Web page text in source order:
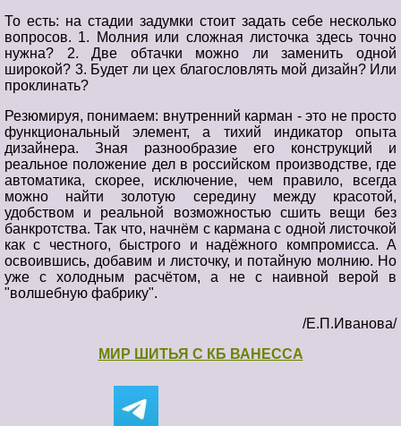
То есть: на стадии задумки стоит задать себе несколько
вопросов. 1. Молния или сложная листочка здесь точно
нужна? 2. Две обтачки можно ли заменить одной
широкой? 3. Будет ли цех благословлять мой дизайн? Или
проклинать?
Резюмируя, понимаем: внутренний карман - это не просто
функциональный элемент, а тихий индикатор опыта
дизайнера. Зная разнообразие его конструкций и
реальное положение дел в российском производстве, где
автоматика, скорее, исключение, чем правило, всегда
можно найти золотую середину между красотой,
удобством и реальной возможностью сшить вещи без
банкротства. Так что, начнём с кармана с одной листочкой
как с честного, быстрого и надёжного компромисса. А
освоившись, добавим и листочку, и потайную молнию. Но
уже с холодным расчётом, а не с наивной верой в
"волшебную фабрику".
/Е.П.Иванова/
МИР ШИТЬЯ С КБ ВАНЕССА